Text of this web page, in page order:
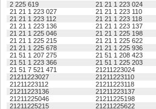
2 225 619
21 21 1 223 024
21 21 1 223 027
21 21 1 223 110
21 21 1 223 112
21 21 1 223 118
21 21 1 223 136
21 21 1 223 137
21 21 1 225 046
21 21 1 225 198
21 21 1 225 215
21 21 1 225 622
21 21 1 225 678
21 21 1 225 936
21 51 1 207 275
21 51 1 208 423
21 51 1 223 366
21 51 1 225 203
21 51 7 521 471
21211223024
21211223027
21211223110
21211223112
21211223118
21211223136
21211223137
21211225046
21211225198
21211225215
21211225622